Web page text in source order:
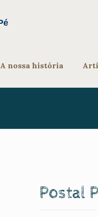
A nossa história
Postal